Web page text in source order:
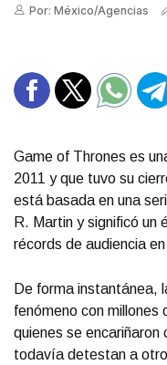
Por: México/Agencias
Game of Thrones es
2011 y que tuvo su
está basada en una
R. Martin y significó un
récords de audiencia
De forma instantánea,
fenómeno con millones
quienes se encariñaron
todavía detestan a